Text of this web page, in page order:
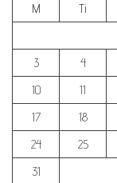
M
Ti
3
4
10
11
17
18
24
25
31